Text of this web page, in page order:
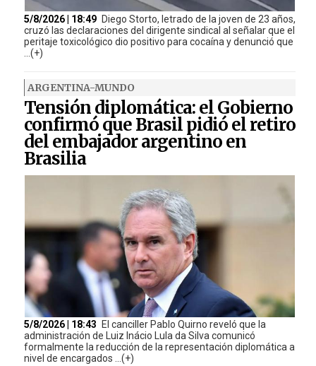
5/8/2026 | 18:49 Diego Storto, letrado de la joven de 23 años,
cruzó las declaraciones del dirigente sindical al señalar que el
peritaje toxicológico dio positivo para cocaína y denunció que
...(+)
ARGENTINA-MUNDO
Tensión diplomática: el Gobierno
confirmó que Brasil pidió el retiro
del embajador argentino en
Brasilia
5/8/2026 | 18:43
El canciller Pablo Quirno reveló que la
administración de Luiz Inácio Lula da Silva comunicó
formalmente la reducción de la representación diplomática a
nivel de encargados ...(+)